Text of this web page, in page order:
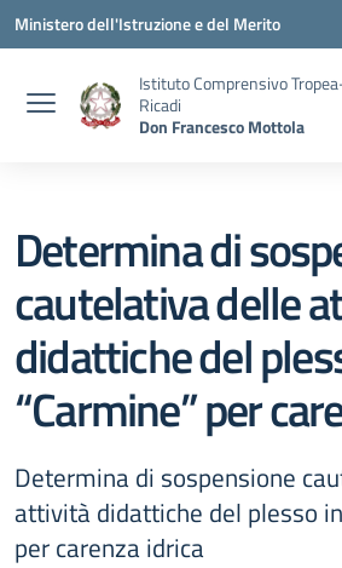
Vai ai contenuti
Vai al menu di navigazione
Vai al footer
Ministero dell'Istruzione e del Merito
Istituto Comprensivo
Ricadi
Don Francesco Mottola
Determina di
cautelativa delle
didattiche del
“Carmine” per
Determina di sospensione
attività didattiche del plesso
per carenza idrica